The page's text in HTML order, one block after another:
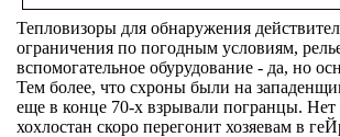
Тепловизоры для обнаружения
ограничения по погодным условиям,
вспомогательное обурудование - да, но
Тем более, что схроны были на
еще в конце 70-х взрывали погранцы. Нет
хохлостан скоро перегонит хозяевам в